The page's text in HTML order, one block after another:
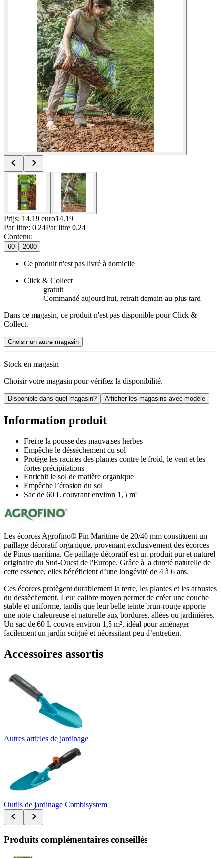
Prijs: 14.19 euro14.19
Par litre: 0.24Par litre 0.24
Contenu:
60 2000
Ce produit n'est pas livré à domicile
Click & Collect
gratuit
Commandé aujourd'hui, retrait demain au plus tard
Dans ce magasin, ce produit n'est pas disponible pour Click &
Collect.
Choisir un autre magasin
Stock en magasin
Choisir votre magasin pour vérifiez la disponibilité.
Disponible dans quel magasin? Afficher les magasins avec modèle
Information produit
Freine la pousse des mauvaises herbes
Empêche le déssèchement du sol
Protège les racines des plantes contre le froid, le vent et les
fortes précipitations
Enrichit le sol de matière organique
Empêche l’érosion du sol
Sac de 60 L couvrant environ 1,5 m²
Les écorces Agrofino® Pin Maritime de 20/40 mm constituent un
paillage décoratif organique, provenant exclusivement des écorces
de Pinus maritima. Ce paillage décoratif est un produit pur et naturel
originaire du Sud-Ouest de l'Europe. Grâce à la dureté naturelle de
cette essence, elles bénéficient d’une longévité de 4 à 6 ans.
Ces écorces protègent durablement la terre, les plantes et les arbustes
du dessèchement. Leur calibre moyen permet de créer une couche
stable et uniforme, tandis que leur belle teinte brun-rouge apporte
une note chaleureuse et naturelle aux bordures, allées ou jardinières.
Un sac de 60 L couvre environ 1,5 m², idéal pour aménager
facilement un jardin soigné et nécessitant peu d’entretien.
Accessoires assortis
Autres articles de jardinage
Outils de jardinage Combisystem
Produits complémentaires conseillés